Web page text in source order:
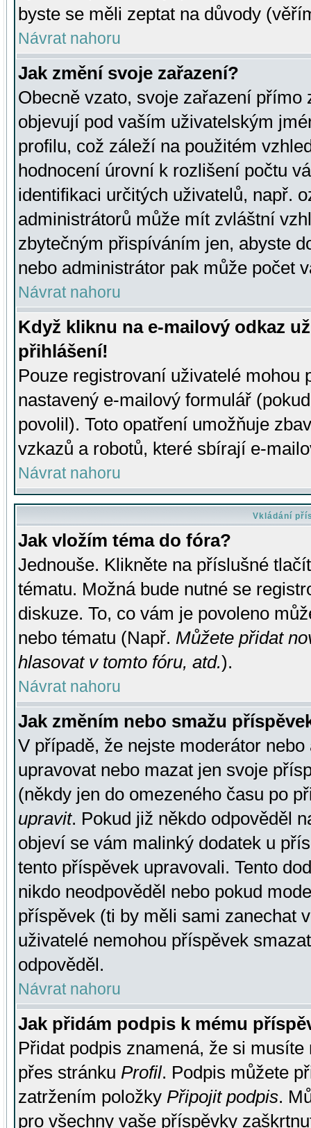
byste se měli zeptat na důvody
Návrat nahoru
Jak změní svoje zařazení?
Obecně vzato, svoje zařazení přímo
objevují pod vaším uživatelským
profilu, což záleží na použitém
hodnocení úrovní k rozlišení počtu
identifikaci určitých uživatelů, např.
administrátorů může mít zvláštní
zbytečným přispíváním jen, abyste
nebo administrátor pak může počet
Návrat nahoru
Když kliknu na e-mailový odkaz
přihlášení!
Pouze registrovaní uživatelé mohou
nastavený e-mailový formulář
povolil). Toto opatření umožňuje
vzkazů a robotů, které sbírají e-
Návrat nahoru
Vkládání
Jak vložím téma do fóra?
Jednouše. Klikněte na příslušné
tématu. Možná bude nutné se
diskuze. To, co vám je povoleno
nebo tématu (Např. Můžete přidat
hlasovat v tomto fóru, atd.).
Návrat nahoru
Jak změním nebo smažu
V případě, že nejste moderátor
upravovat nebo mazat jen svoje
(někdy jen do omezeného času po
upravit. Pokud již někdo odpověděl
objeví se vám malinký dodatek u
tento příspěvek upravovali. Tento
nikdo neodpověděl nebo pokud
příspěvek (ti by měli sami zanechat
uživatelé nemohou příspěvek
odpověděl.
Návrat nahoru
Jak přidám podpis k mému
Přidat podpis znamená, že si
přes stránku Profil. Podpis můžete
zatržením položky Připojit podpis.
pro všechny vaše příspěvky